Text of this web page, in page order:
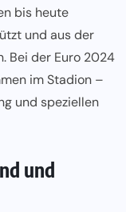
bis heute
und aus der
Bei der Euro 2024
im Stadion –
und speziellen
und